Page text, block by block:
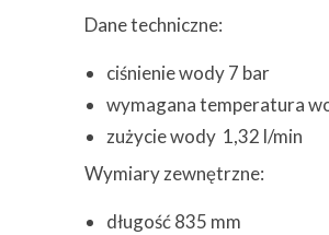
Dane techniczne:
ciśnienie wody 7 bar
wymagana temperatura
zużycie wody 1,32 l/min
Wymiary zewnętrzne:
długość 835 mm